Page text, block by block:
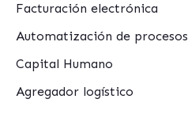
Facturación electrónica
Automatización de procesos
Capital Humano
Agregador logístico